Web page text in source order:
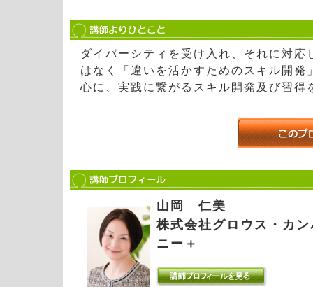
ダイバーシティを受け入れ、それに対
はなく「違いを活かすためのスキル開
心に、実践に繋がるスキル開発及び習得
山岡 仁美
株式会社グロウス・カン
ニー＋